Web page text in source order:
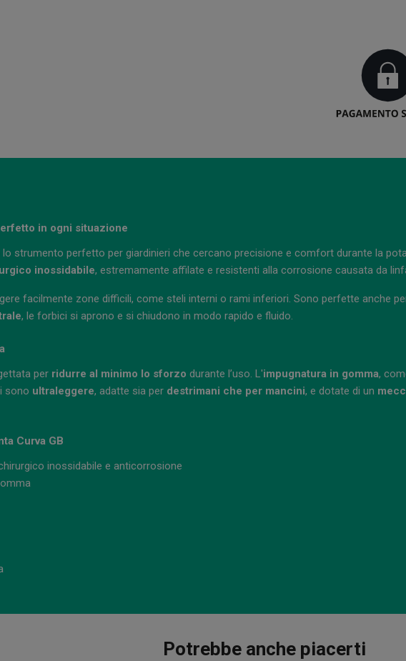
in ogni situazione
lo strumento perfetto per giardinieri che cercano precisione e comfort durante la
inossidabile, estremamente affilate e resistenti alla corrosione causata da
facilmente zone difficili, come steli interni o rami inferiori. Sono perfette anche
, le forbici si aprono e si chiudono in modo rapido e fluido.
per ridurre al minimo lo sforzo durante l’uso. L'impugnatura in gomma,
sono ultraleggere, adatte sia per destrimani che per mancini, e dotate di un
Curva GB
inossidabile e anticorrosione
Potrebbe anche piacerti